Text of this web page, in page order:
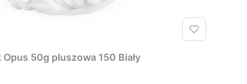
Opus 50g pluszowa 150 Biały